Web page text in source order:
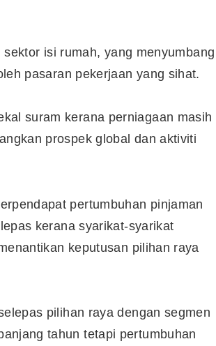
isi rumah, yang menyumbang
pasaran pekerjaan yang sihat.
suram kerana perniagaan masih
prospek global dan aktiviti
pertumbuhan pinjaman
kerana syarikat-syarikat
keputusan pilihan raya
pilihan raya dengan segmen
tahun tetapi pertumbuhan